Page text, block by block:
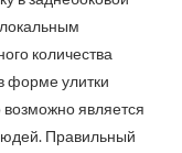
количества
форме улитки
возможно является
Правильный